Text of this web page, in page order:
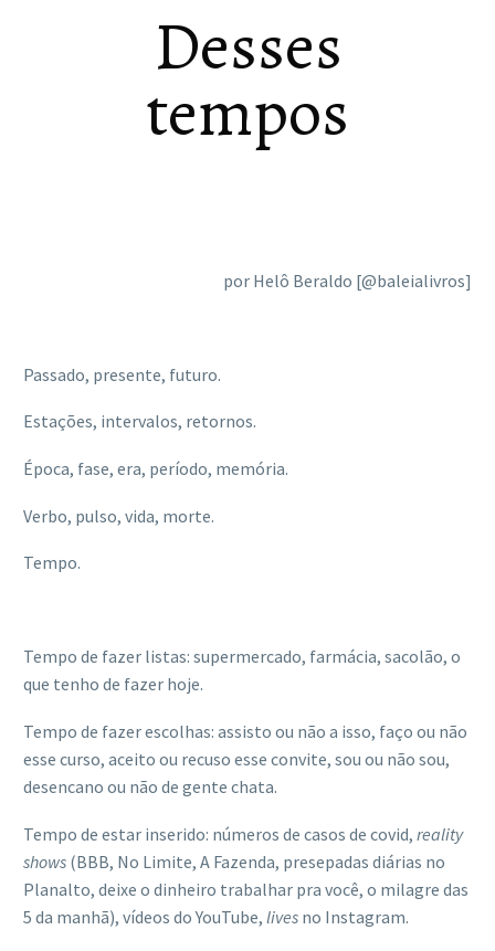
Desses
tempos
por Helô Beraldo [@baleialivros]
Passado, presente, futuro.
Estações, intervalos, retornos.
Época, fase, era, período, memória.
Verbo, pulso, vida, morte.
Tempo.
Tempo de fazer listas: supermercado, farmácia, sacolão, o
que tenho de fazer hoje.
Tempo de fazer escolhas: assisto ou não a isso, faço ou não
esse curso, aceito ou recuso esse convite, sou ou não sou,
desencano ou não de gente chata.
Tempo de estar inserido: números de casos de covid, reality
shows (BBB, No Limite, A Fazenda, presepadas diárias no
Planalto, deixe o dinheiro trabalhar pra você, o milagre das
5 da manhã), vídeos do YouTube, lives no Instagram.